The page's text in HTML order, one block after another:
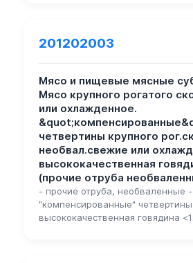
201202003
Мясо и пищевые мясные
Мясо крупного рогатого
или охлажденное.
четвертины крупного
необвал.свежие или
высококачественная
(прочие отруба
- прочие отруба, необваленные
"компенсированные"
высококачественная говядина